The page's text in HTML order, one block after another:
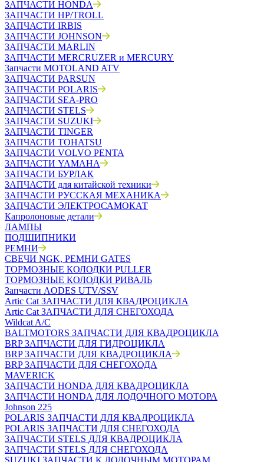
ЗАПЧАСТИ HONDA
ЗАПЧАСТИ HP/TROLL
ЗАПЧАСТИ IRBIS
ЗАПЧАСТИ JOHNSON
ЗАПЧАСТИ MARLIN
ЗАПЧАСТИ MERCRUZER и MERCURY
Запчасти MOTOLAND ATV
ЗАПЧАСТИ PARSUN
ЗАПЧАСТИ POLARIS
ЗАПЧАСТИ SEA-PRO
ЗАПЧАСТИ STELS
ЗАПЧАСТИ SUZUKI
ЗАПЧАСТИ TINGER
ЗАПЧАСТИ TOHATSU
ЗАПЧАСТИ VOLVO PENTA
ЗАПЧАСТИ YAMAHA
ЗАПЧАСТИ БУРЛАК
ЗАПЧАСТИ для китайской техники
ЗАПЧАСТИ РУССКАЯ МЕХАНИКА
ЗАПЧАСТИ ЭЛЕКТРОСАМОКАТ
Капролоновые детали
ЛАМПЫ
ПОДШИПНИКИ
РЕМНИ
СВЕЧИ NGK, РЕМНИ GATES
ТОРМОЗНЫЕ КОЛОДКИ PULLER
ТОРМОЗНЫЕ КОЛОДКИ РИВАЛЬ
Запчасти AODES UTV/SSV
Artic Cat ЗАПЧАСТИ ДЛЯ КВАДРОЦИКЛА
Artic Cat ЗАПЧАСТИ ДЛЯ СНЕГОХОДА
Wildcat A/C
BALTMOTORS ЗАПЧАСТИ ДЛЯ КВАДРОЦИКЛА
BRP ЗАПЧАСТИ ДЛЯ ГИДРОЦИКЛА
BRP ЗАПЧАСТИ ДЛЯ КВАДРОЦИКЛА
BRP ЗАПЧАСТИ ДЛЯ СНЕГОХОДА
MAVERICK
ЗАПЧАСТИ HONDA ДЛЯ КВАДРОЦИКЛА
ЗАПЧАСТИ HONDA ДЛЯ ЛОДОЧНОГО МОТОРА
Johnson 225
POLARIS ЗАПЧАСТИ ДЛЯ КВАДРОЦИКЛА
POLARIS ЗАПЧАСТИ ДЛЯ СНЕГОХОДА
ЗАПЧАСТИ STELS ДЛЯ КВАДРОЦИКЛА
ЗАПЧАСТИ STELS ДЛЯ СНЕГОХОДА
SUZUKI ЗАПЧАСТИ К ЛОДОЧНЫМ МОТОРАМ